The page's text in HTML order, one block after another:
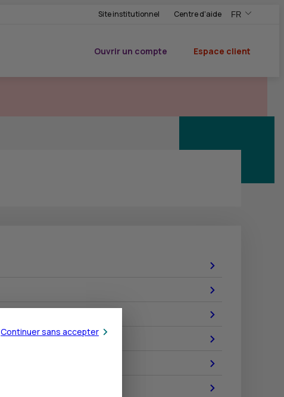
Site institutionnel Centre d'aide FR
,Version
,Changer de
Ouvrir un compte
Espace client
Continuer sans accepter